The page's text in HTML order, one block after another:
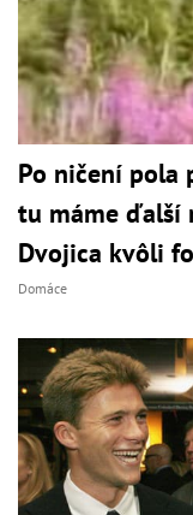
Po ničení pola
tu máme ďalší
Dvojica kvôli
Domáce